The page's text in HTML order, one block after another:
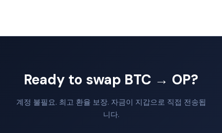
Ready to swap BTC → OP?
계정 불필요. 최고 환율 보장. 자금이 지갑으로 직접 전송됩
니다.